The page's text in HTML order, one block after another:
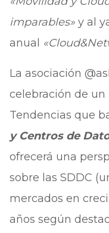
imparables»y al
anual
La asociación
celebración de un
Tendencias que
y Centros de
ofrecerá una
sobre las SDDC
mercados en
años según